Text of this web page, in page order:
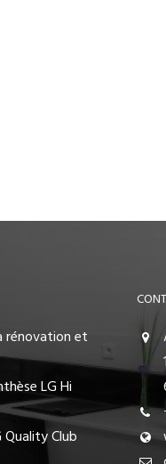
rénovation et
LG Hi
Club